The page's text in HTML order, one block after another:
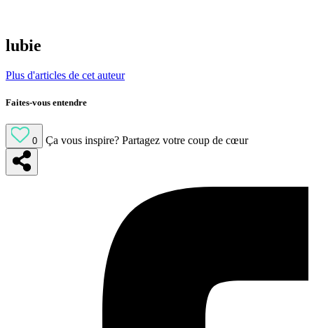
lubie
Plus d'articles de cet auteur
Faites-vous entendre
0 Ça vous inspire? Partagez votre coup de cœur